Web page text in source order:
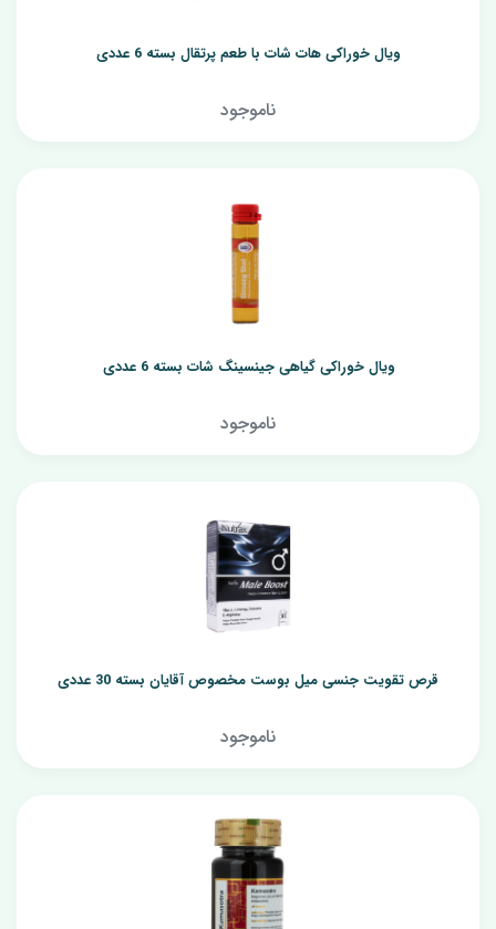
ویال خوراکی هات شات با طعم پرتقال بسته 6 عددی
ناموجود
ویال خوراکی گیاهی جینسینگ شات بسته 6 عددی
ناموجود
قرص تقویت جنسی میل بوست مخصوص آقایان بسته 30 عددی
ناموجود